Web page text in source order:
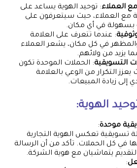
العملاء: توحيد الهوية يساعد على
مع العملاء، حيث سيتعرفون على
بسهولة في أي مكان.
: عندما تتعرف على العلامة
في كل مكان، يشعر العملاء
يزيد من ولائهم.
التسويقية: الحملات الموحدة تكون
يعزز التكرار من الوعي بالعلامة
إلى زيادة المبيعات.
الهوية:
موحدة:
تعكس الهوية التجارية
في كل الحملات. تأكد من أن الرسالة
يتماشيان مع هوية الشركة.
: